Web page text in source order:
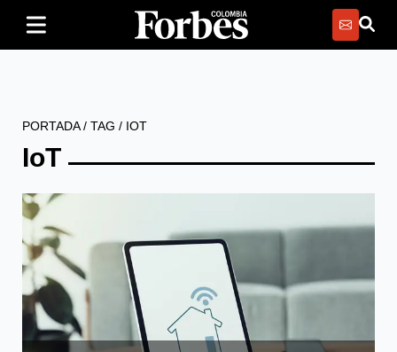
PORTADA/ TAG / IOT
IoT